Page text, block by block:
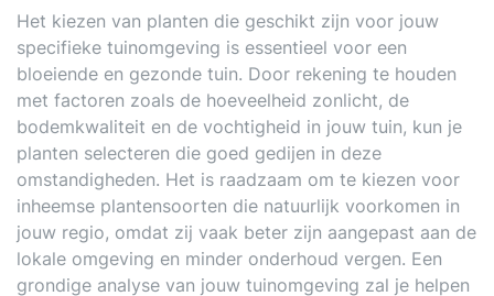
Het kiezen van planten die geschikt zijn voor jouw
specifieke tuinomgeving is essentieel voor een
bloeiende en gezonde tuin. Door rekening te houden
met factoren zoals de hoeveelheid zonlicht, de
bodemkwaliteit en de vochtigheid in jouw tuin, kun je
planten selecteren die goed gedijen in deze
omstandigheden. Het is raadzaam om te kiezen voor
inheemse plantensoorten die natuurlijk voorkomen in
jouw regio, omdat zij vaak beter zijn aangepast aan de
lokale omgeving en minder onderhoud vergen. Een
grondige analyse van jouw tuinomgeving zal je helpen